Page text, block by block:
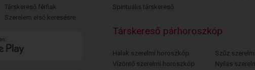
Társkereső férfiak
Szerelem első keresésre
Spirituális társkereső
Társkereső párhoroszkóp
Halak szerelmi horoszkóp
Vízöntő szerelmi horoszkóp
Szűz
Nyilas